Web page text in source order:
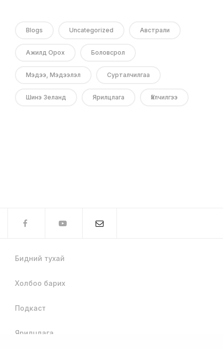
Blogs Uncategorized Австрали
Ажилд Орох Боловсрол
Мэдээ, Мэдээлэл Сурталчилгаа
Шинэ Зеланд Ярилцлага Үйлчилгээ
Бидний тухай
Холбоо барих
Подкаст
Ярилцлага